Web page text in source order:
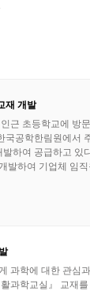
재 개발
근 초등학교에 방
국공학한림원에서
하여 공급하고 있
발하여 기업체 임
과학에 대한 관심
과학교실』 교재